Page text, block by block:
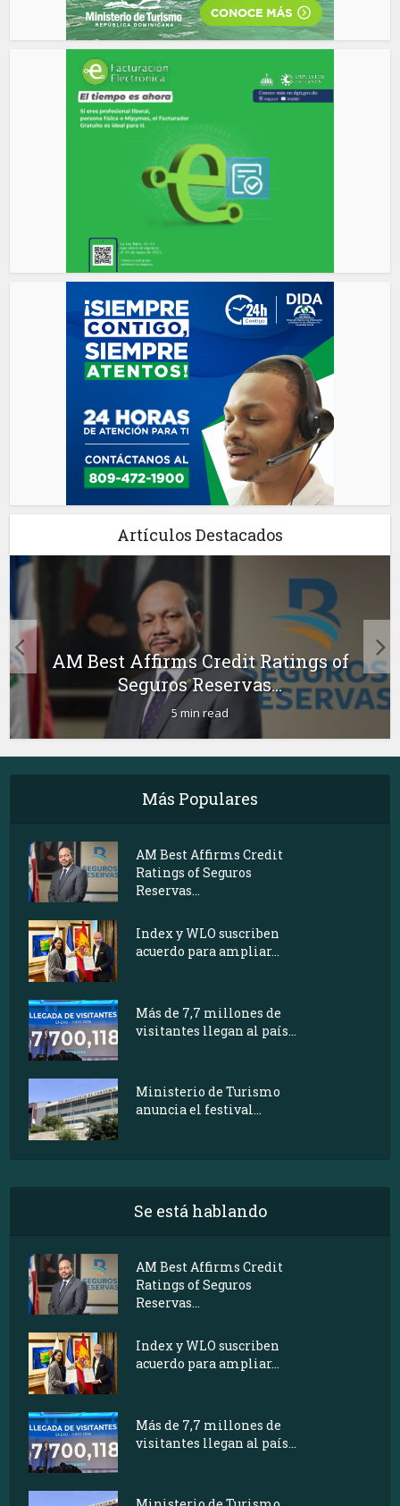
Artículos Destacados
AM Best Affirms Credit Ratings of
Seguros Reservas...
5 min read
Más Populares
AM Best Affirms Credit
Ratings of Seguros
Reservas...
Index y WLO suscriben
acuerdo para ampliar...
Más de 7,7 millones de
visitantes llegan al país...
Ministerio de Turismo
anuncia el festival...
Se está hablando
AM Best Affirms Credit
Ratings of Seguros
Reservas...
Index y WLO suscriben
acuerdo para ampliar...
Más de 7,7 millones de
visitantes llegan al país...